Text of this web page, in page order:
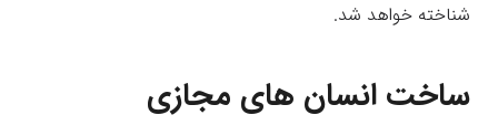
شناخته خواهد شد.
ساخت انسان های مجازی